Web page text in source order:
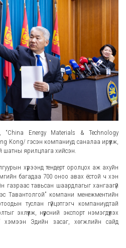
“China Energy Materials & Technology
Kong/ гэсэн компаниуд саналаа ирүүлж,
шатны ярилцлага хийсэн.
хүрээнд тендерт оролцох аж ахуйн
багадаа 700 оноо авах ёстой ч хэн
газраас тавьсан шаардлагыг хангаагүй
Тавантолгой” компани менежментийн
туслан гүйцэтгэгч компаниудтай
эхлүүлж, нүүрсний экспорт нэмэгдүүлэх
хэмээн Эдийн засаг, хөгжлийн сайд